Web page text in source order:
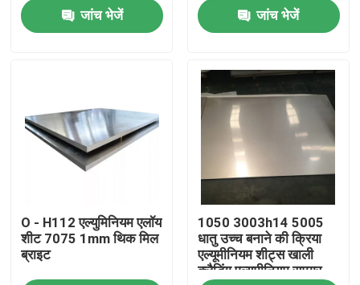
फैक्टरी यात्रा
एक बोली का अनुरोध
मिल खत्म एल्यूमीनियम का तार
रंग लेपित एल्यूमीनियम का तार
कोल्ड रोल्ड एल्युमिनियम कॉइल
जांच भेजें
जांच भेजें
O - H112 एल्युमिनियम एलॉय
शीट 7075 1mm थिक मिल
ब्राइट
1050 3003h14 5005
धातु उच्च बनाने की क्रिया
एल्यूमीनियम शीट्स खाली
क्लैडिंग एल्यूमीनियम समग्र